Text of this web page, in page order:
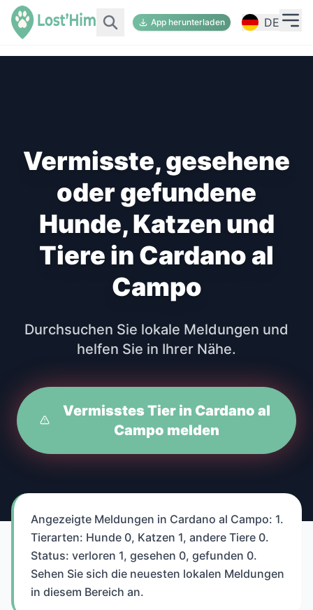
App herunterladen DE
Vermisste, gesehene
oder gefundene
Hunde, Katzen und
Tiere in Cardano al
Campo
Durchsuchen Sie lokale Meldungen und
helfen Sie in Ihrer Nähe.
Vermisstes Tier in Cardano al
Campo melden
Angezeigte Meldungen in Cardano al Campo: 1.
Tierarten: Hunde 0, Katzen 1, andere Tiere 0.
Status: verloren 1, gesehen 0, gefunden 0.
Sehen Sie sich die neuesten lokalen Meldungen
in diesem Bereich an.